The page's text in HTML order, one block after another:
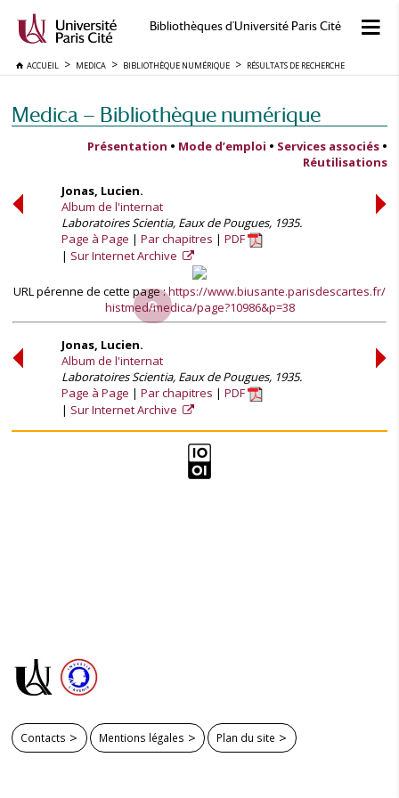
Bibliothèques d'Université Paris Cité
ACCUEIL MEDICA BIBLIOTHÈQUE NUMÉRIQUE RÉSULTATS DE RECHERCHE
Medica — Bibliothèque numérique
Présentation • Mode d’emploi • Services associés •
Réutilisations
Jonas, Lucien.
Album de l'internat
Laboratoires Scientia, Eaux de Pougues, 1935.
Page à Page
Par chapitres
PDF
Sur Internet Archive
URL pérenne de cette page :https://www.biusante.parisdescartes.fr/
histmed/medica/page?10986&p=38
Jonas, Lucien.
Album de l'internat
Laboratoires Scientia, Eaux de Pougues, 1935.
Page à Page
Par chapitres
PDF
Sur Internet Archive
Contacts Mentions légales Plan du site